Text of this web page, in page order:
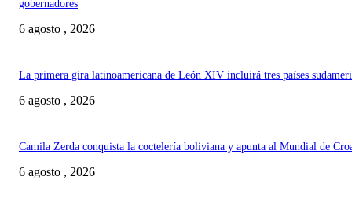
gobernadores
6 agosto , 2026
La primera gira latinoamericana de León XIV incluirá tres países
6 agosto , 2026
Camila Zerda conquista la coctelería boliviana y apunta al Mundial de
6 agosto , 2026